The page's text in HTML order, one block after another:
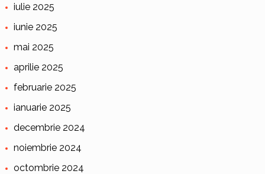
iulie 2025
iunie 2025
mai 2025
aprilie 2025
februarie 2025
ianuarie 2025
decembrie 2024
noiembrie 2024
octombrie 2024